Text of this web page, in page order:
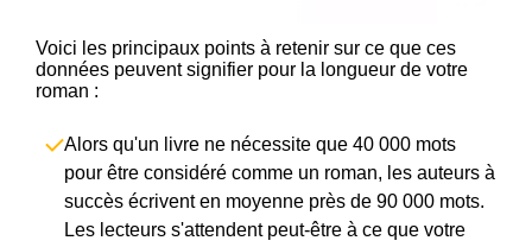
Voici les principaux points à retenir sur ce que ces
données peuvent signifier pour la longueur de votre
roman :
Alors qu'un livre ne nécessite que 40 000 mots
pour être considéré comme un roman, les auteurs à
succès écrivent en moyenne près de 90 000 mots.
Les lecteurs s'attendent peut-être à ce que votre